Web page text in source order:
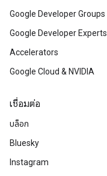
Google Developer Groups
Google Developer Experts
Accelerators
Google Cloud & NVIDIA
เชื่อมต่อ
บล็อก
Bluesky
Instagram